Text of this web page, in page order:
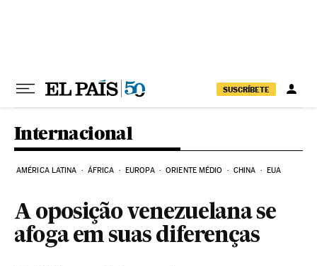
SUSCRÍBETE
Internacional
AMÉRICA LATINA ÁFRICA EUROPA ORIENTE MÉDIO CHINA EUA
A oposição venezuelana se
afoga em suas diferenças